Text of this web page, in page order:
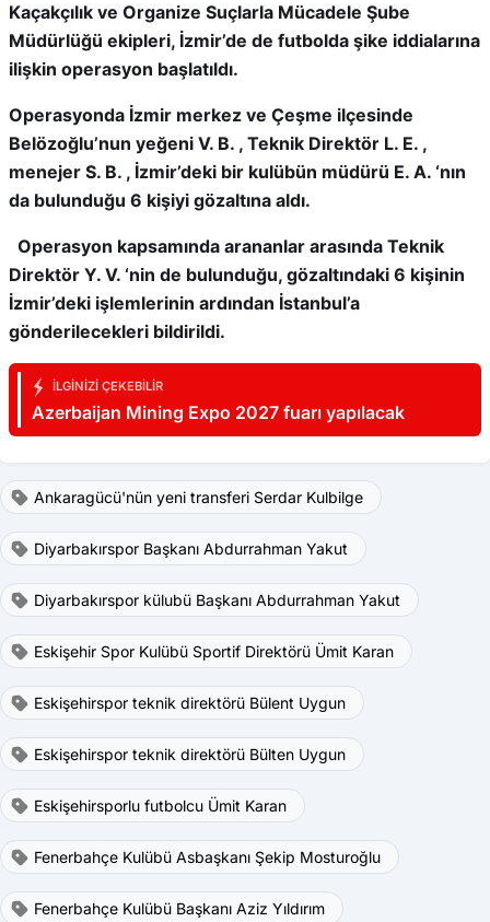
Kaçakçılık ve Organize Suçlarla Mücadele Şube
Müdürlüğü ekipleri, İzmir’de de futbolda şike iddialarına
ilişkin operasyon başlatıldı.
Operasyonda İzmir merkez ve Çeşme ilçesinde
Belözoğlu’nun yeğeni V. B. , Teknik Direktör L. E. ,
menejer S. B. , İzmir’deki bir kulübün müdürü E. A. ‘nın
da bulunduğu 6 kişiyi gözaltına aldı.
Operasyon kapsamında arananlar arasında Teknik
Direktör Y. V. ‘nin de bulunduğu, gözaltındaki 6 kişinin
İzmir’deki işlemlerinin ardından İstanbul’a
gönderilecekleri bildirildi.
İLGINIZI ÇEKEBILIR
Azerbaijan Mining Expo 2027 fuarı yapılacak
Ankaragücü'nün yeni transferi Serdar Kulbilge
Diyarbakırspor Başkanı Abdurrahman Yakut
Diyarbakırspor külubü Başkanı Abdurrahman Yakut
Eskişehir Spor Kulübü Sportif Direktörü Ümit Karan
Eskişehirspor teknik direktörü Bülent Uygun
Eskişehirspor teknik direktörü Bülten Uygun
Eskişehirsporlu futbolcu Ümit Karan
Fenerbahçe Kulübü Asbaşkanı Şekip Mosturoğlu
Fenerbahçe Kulübü Başkanı Aziz Yıldırım